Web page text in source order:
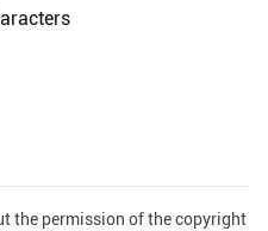
the permission of the copyright